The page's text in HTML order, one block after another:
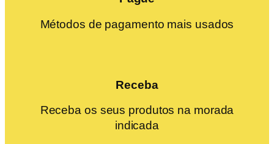
Métodos de pagamento mais usados
Receba
Receba os seus produtos na morada
indicada